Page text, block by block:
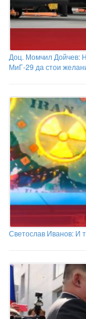
Доц. Момчил Дойчев:
МиГ-29 да стои
Светослав Иванов: И